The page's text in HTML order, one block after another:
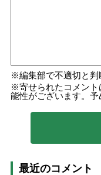
編集部で不適切と判
寄せられたコメン
能性がございます。予
最近のコメント